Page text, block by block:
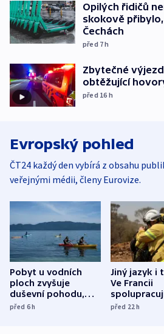
Opilých řidičů
skokově
Čechách
před 7h
Zbytečné
obtěžující
před 16 h
Evropský pohled
ČT24 každý den vybírá z obsahu
veřejnými médii, členy Eurovize.
Pobyt u vodních
ploch zvyšuje
duševní pohodu,
ukázala
před 6h
Jiný jazyk i
Ve Francii
různých zemí
před 22h